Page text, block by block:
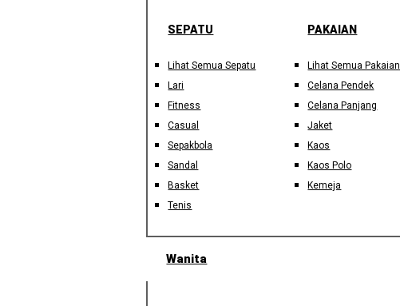
SEPATU
Lihat Semua Sepatu
Lari
Fitness
Casual
Sepakbola
Sandal
Basket
Tenis
PAKAIAN
Lihat Semua Pakaian
Celana Pendek
Celana Panjang
Jaket
Kaos
Kaos Polo
Kemeja
Wanita